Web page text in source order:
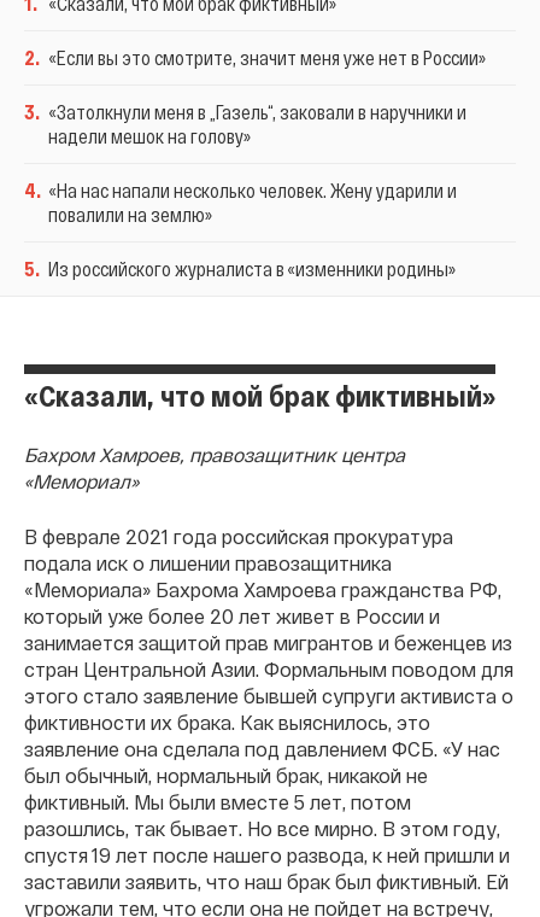
2. «Если вы это смотрите, значит меня уже нет в России»
3. «Затолкнули меня в „Газель“, заковали в наручники и
надели мешок на голову»
4. «На нас напали несколько человек. Жену ударили и
повалили на землю»
5. Из российского журналиста в «изменники родины»
«Сказали, что мой брак фиктивный»
Бахром Хамроев, правозащитник центра
«Мемориал»
В феврале 2021 года российская прокуратура
подала иск о лишении правозащитника
«Мемориала» Бахрома Хамроева гражданства РФ,
который уже более 20 лет живет в России и
занимается защитой прав мигрантов и беженцев из
стран Центральной Азии. Формальным поводом для
этого стало заявление бывшей супруги активиста о
фиктивности их брака. Как выяснилось, это
заявление она сделала под давлением ФСБ. «У нас
был обычный, нормальный брак, никакой не
фиктивный. Мы были вместе 5 лет, потом
разошлись, так бывает. Но все мирно. В этом году,
спустя 19 лет после нашего развода, к ней пришли и
заставили заявить, что наш брак был фиктивный. Ей
угрожали тем, что если она не пойдет на встречу,